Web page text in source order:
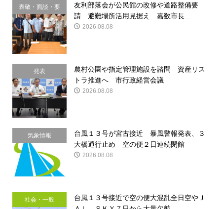
表敬・面談・要
請
友利部落会が公民館の改修や道路整備要
請 避難場所活用見据え 嘉数市長...
2026.08.08
発表
農村公園や指定管理施設を諮問 資産リス
トラ推進へ 市行政経営会議
2026.08.08
気象情報
台風１３号が宮古接近 暴風警報発表、３
大橋通行止め 空の便２日連続閉館
2026.08.08
社会・一般
台風１３号接近で空の便大混乱全日空やＪ